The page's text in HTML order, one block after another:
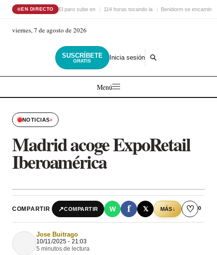
EN DIRECTO El paro sube en 114 horas tocando la Benidorm se encamina
viernes, 7 de agosto de 2026
SUSCRÍBETE
GRATIS Inicia sesión
Menú
NOTICIAS›
Madrid acoge ExpoRetail
Iberoamérica
COMPARTIR ↗COMPARTIR W f 𝕏 MÁS↓ ♡ 0
Jose Buitrago
10/11/2025 - 21:03
5 minutos de lectura